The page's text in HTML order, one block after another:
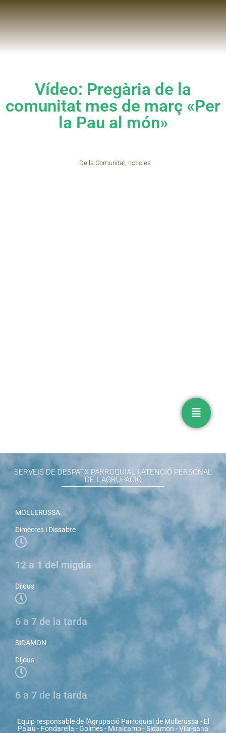
Vídeo: Pregària de la
comunitat mes de març «Per
la Pau al món»
De la Comunitat, noticies
SERVEIS DE DESPATX PARROQUIAL I ATENCIÓ PERSONAL
DE L'AGRUPACIÓ
MOLLERUSSA
Dimecres i Dissabte
12 a 1 del migdia
Dijous
6 a 7 de la tarda
SIDAMON
Dijous
6 a 7 de la tarda
Equip responsable de l'Agrupació Parroquial de Mollerussa - El
Palau - Fondarella - Golmés - Miralcamp - Sidamon - Vila-sana